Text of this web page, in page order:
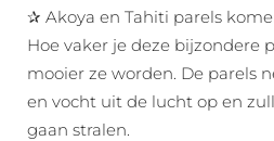
✰ Akoya en Tahiti parels
Hoe vaker je deze bijzondere
mooier ze worden. De parels
en vocht uit de lucht op en
gaan stralen.